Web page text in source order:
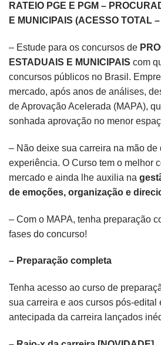
RATEIO PGE E PGM –
E MUNICIPAIS (ACESSO TOTAL
– Estude para os concursos de
ESTADUAIS E MUNICIPAIS com
concursos públicos no Brasil.
mercado, após anos de análises,
de Aprovação Acelerada (MAPA),
sonhada aprovação no menor
– Não deixe sua carreira na mão de
experiência. O Curso tem o melhor
mercado e ainda lhe auxilia na
de emoções, organização e
– Com o MAPA, tenha preparação
fases do concurso!
– Preparação completa
Tenha acesso ao curso de
sua carreira e aos cursos pós-edital
antecipada da carreira lançados